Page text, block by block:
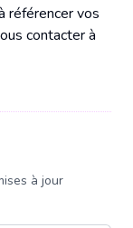
référencer vos
contacter à
à jour